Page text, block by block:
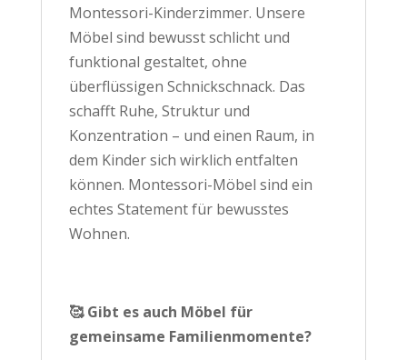
Montessori-Kinderzimmer. Unsere
Möbel sind bewusst schlicht und
funktional gestaltet, ohne
überflüssigen Schnickschnack. Das
schafft Ruhe, Struktur und
Konzentration – und einen Raum, in
dem Kinder sich wirklich entfalten
können. Montessori-Möbel sind ein
echtes Statement für bewusstes
Wohnen.
🥰 Gibt es auch Möbel für
gemeinsame Familienmomente?